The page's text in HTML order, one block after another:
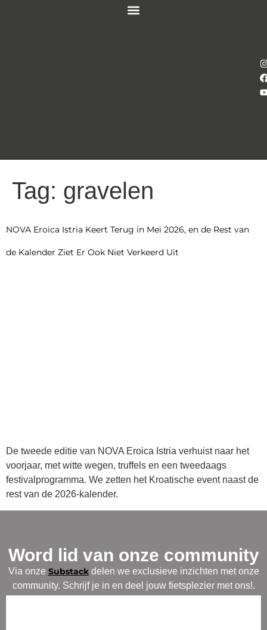
Tag: gravelen
NOVA Eroica Istria Keert Terug in Mei 2026, en de Rest van
de Kalender Ziet Er Ook Niet Verkeerd Uit
De tweede editie van NOVA Eroica Istria verhuist naar het
voorjaar, met witte wegen, truffels en een tweedaags
festivalprogramma. We zetten het Kroatische event naast de
rest van de 2026-kalender.
Word lid van onze community
Via onze Substackdelen we exclusieve inzichten met onze
community. Schrijf je in en deel jouw fietsplezier met ons!.